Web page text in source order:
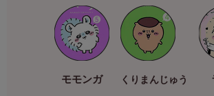
モモンガ くりまんじゅう